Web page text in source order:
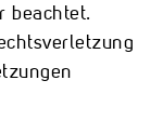
beachtet.